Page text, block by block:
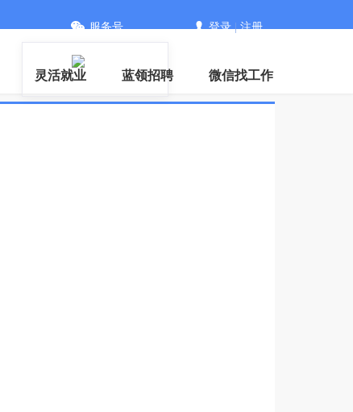
服务号 登录|注册
灵活就业 蓝领招聘 微信找工作